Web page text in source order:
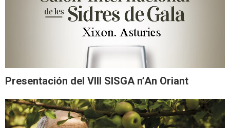
Presentación del VIII SISGA n’An Oriant